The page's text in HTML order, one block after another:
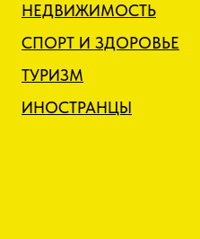
НЕДВИЖИМОСТЬ
СПОРТ И ЗДОРОВЬЕ
ТУРИЗМ
ИНОСТРАНЦЫ